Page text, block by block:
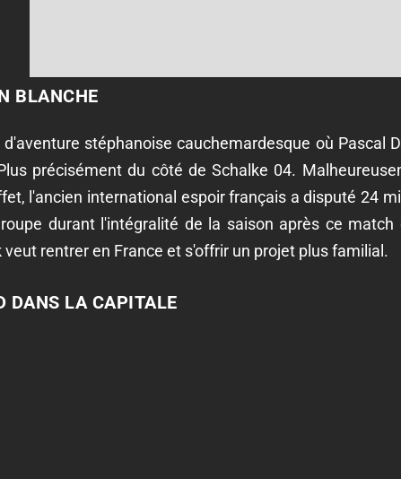
BLANCHE
stéphanoise cauchemardesque où Pascal
précisément du côté de Schalke 04.
l'ancien international espoir français a disputé 24
durant l'intégralité de la saison après ce
veut rentrer en France et s'offrir un projet plus familial.
DANS LA CAPITALE